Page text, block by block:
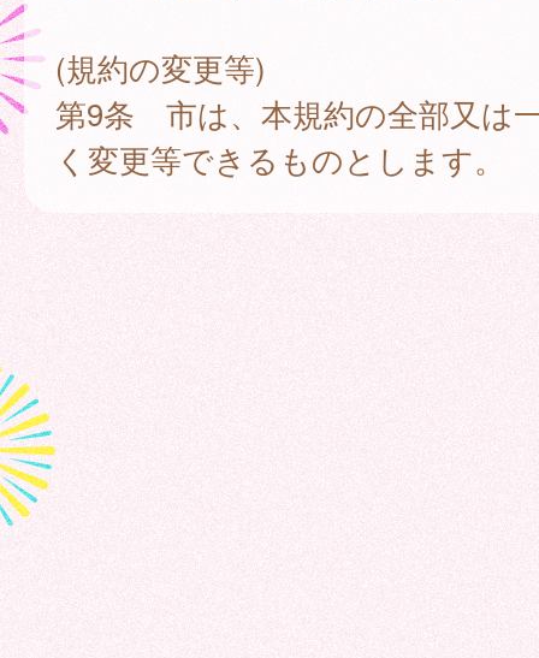
(規約の変更等)
第9条 市は、本規約の全部又は
く変更等できるものとします。